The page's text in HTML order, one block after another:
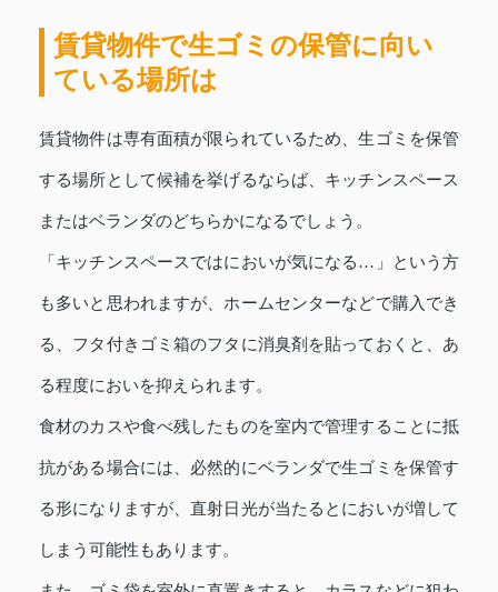
賃貸物件で生ゴミの保管に向い
ている場所は
賃貸物件は専有面積が限られているため、生ゴミを保管
する場所として候補を挙げるならば、キッチンスペース
またはベランダのどちらかになるでしょう。
「キッチンスペースではにおいが気になる…」という方
も多いと思われますが、ホームセンターなどで購入でき
る、フタ付きゴミ箱のフタに消臭剤を貼っておくと、あ
る程度においを抑えられます。
食材のカスや食べ残したものを室内で管理することに抵
抗がある場合には、必然的にベランダで生ゴミを保管す
る形になりますが、直射日光が当たるとにおいが増して
しまう可能性もあります。